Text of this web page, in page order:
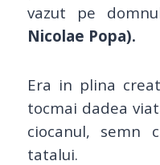
vazut pe
Nicolae Popa).
Era in plina
tocmai dadea
ciocanul, semn
tatalui.